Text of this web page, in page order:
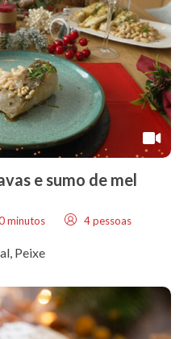
e sumo de mel
minutos 4 pessoas
, Peixe